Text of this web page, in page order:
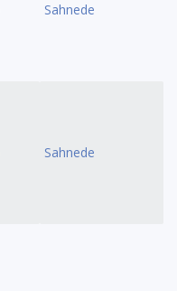
Sahnede
Sahnede